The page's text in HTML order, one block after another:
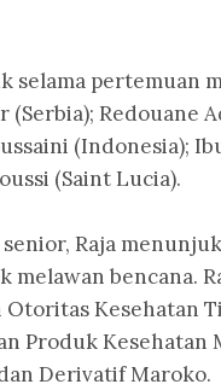
selama pertemuan
(Serbia); Redouane
(Indonesia);
(Saint Lucia).
Raja
bencana.
Kesehatan
Produk Kesehatan
Derivatif Maroko.